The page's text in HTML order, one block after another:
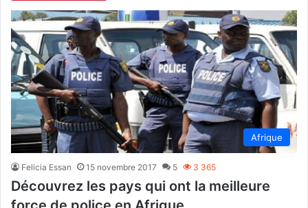
Afrique
Felicia Essan 15 novembre 2017 5 3 365
Découvrez les pays qui ont la meilleure